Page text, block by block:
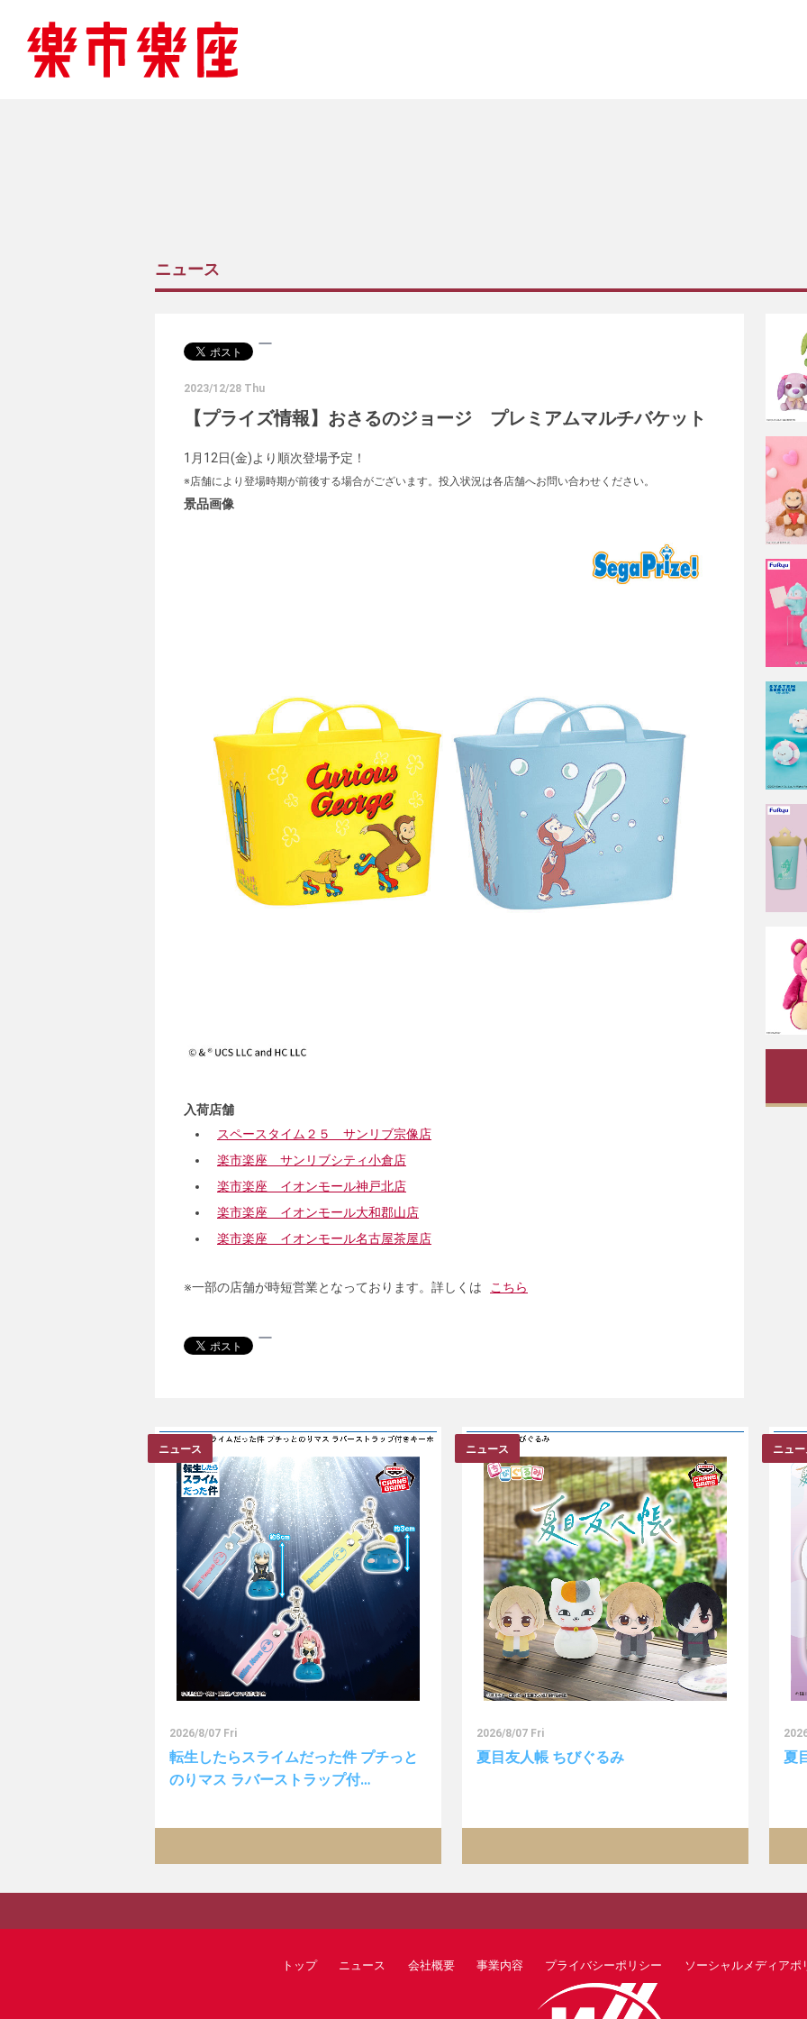
ニュース
2023/12/28 Thu
【プライズ情報】おさるのジョージ プレミアムマルチバケット
1月12日(金)より順次登場予定！
※店舗により登場時期が前後する場合がございます。投入状況は各店舗へお問い合わせください。
景品画像
入荷店舗
スペースタイム２５ サンリブ宗像店
楽市楽座 サンリブシティ小倉店
楽市楽座 イオンモール神戸北店
楽市楽座 イオンモール大和郡山店
楽市楽座 イオンモール名古屋茶屋店
※一部の店舗が時短営業となっております。詳しくは こちら
ニュース
2026/8/07 Fri
転生したらスライムだった件 プチっと
のりマス ラバーストラップ付…
ニュース
2026/8/07 Fri
夏目友人帳 ちびぐるみ
ニュ
夏
トップ ニュース 会社概要 事業内容 プライバシーポリシー ソーシャルメディアポ